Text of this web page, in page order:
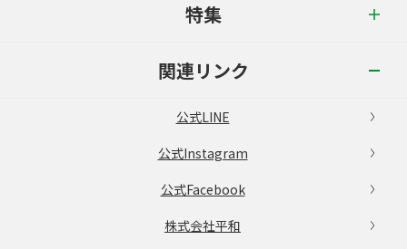
特集
関連リンク
公式LINE
公式Instagram
公式Facebook
株式会社平和